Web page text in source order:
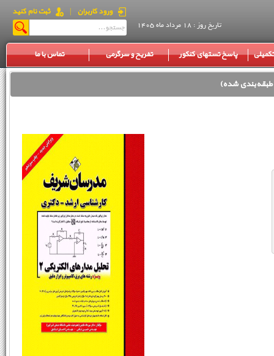
ورود کاربران | ثبت نام کنید
تاریخ روز : 18 مرداد ماه 1405
پاسخ تستهای کنکور تفریح و سرگرمی تماس با ما